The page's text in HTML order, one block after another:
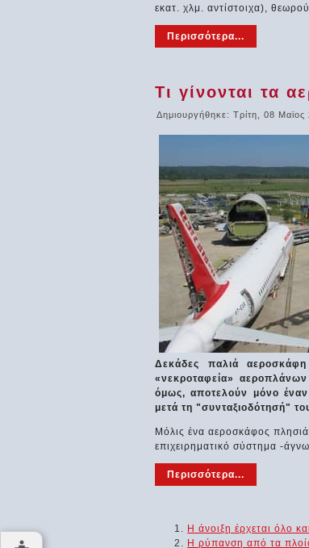
εκατ. χλμ. αντίστοιχα),
Περισσότερα...
Τι γίνονται τα
Δημιουργήθηκε: Τρίτη, 08 Μαϊος
Δεκάδες παλιά
«νεκροταφεία»
όμως, αποτελούν μόνο έναν
μετά τη "συνταξιοδότησή"
Μόλις ένα αεροσκάφος
επιχειρηματικό σύστημα -
Περισσότερα...
Η άνοιξη έρχεται όλο
Η ρύπανση από τα